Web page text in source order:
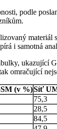
podle
materiál
i samotná
ukazující
omračující
(v %)Síť
75,3
28,5
84,5